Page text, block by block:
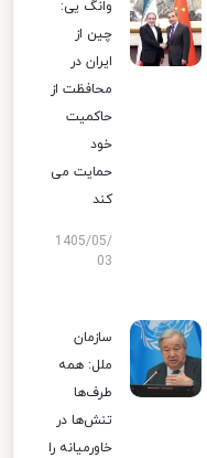
وانگ یی:
چین از
ایران در
محافظت از
حاکمیت
خود
حمایت می
کند
1405/05/
03
سازمان
ملل: همه
طرف‌ها
تنش‌ها در
خاورمیانه را